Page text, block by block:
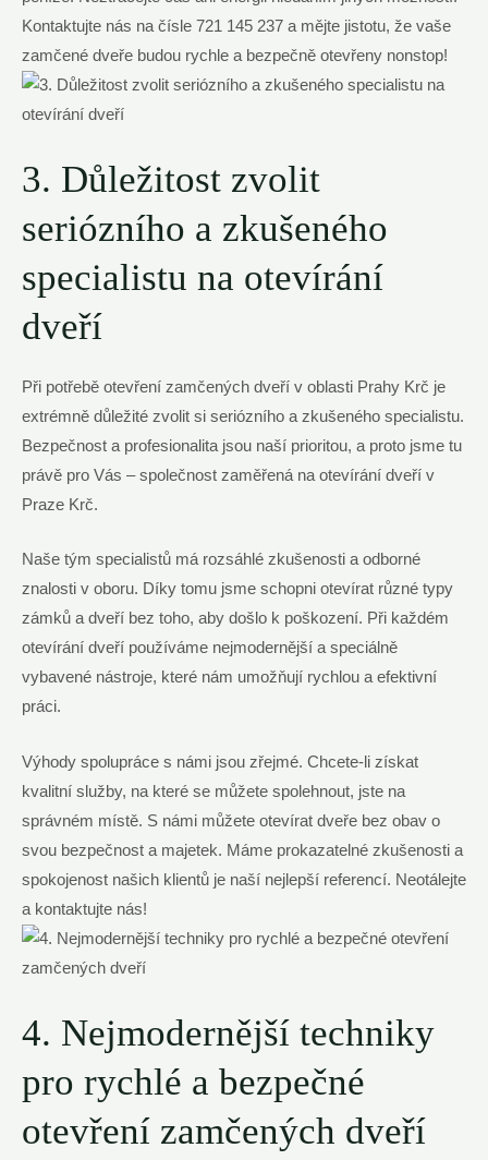
Kontaktujte nás na čísle 721 145 237 a mějte jistotu, že vaše
zamčené dveře budou rychle a bezpečně otevřeny nonstop!
3. Důležitost zvolit
seriózního a zkušeného
specialistu na otevírání
dveří
Při potřebě otevření zamčených dveří v oblasti Prahy Krč je
extrémně důležité zvolit si seriózního a zkušeného specialistu.
Bezpečnost a profesionalita jsou naší prioritou, a proto jsme tu
právě pro Vás – společnost zaměřená na otevírání dveří v
Praze Krč.
Naše tým specialistů má rozsáhlé zkušenosti a odborné
znalosti v oboru. Díky tomu jsme schopni otevírat různé typy
zámků a dveří bez toho, aby došlo k poškození. Při každém
otevírání dveří používáme nejmodernější a speciálně
vybavené nástroje, které nám umožňují rychlou a efektivní
práci.
Výhody spolupráce s námi jsou zřejmé. Chcete-li získat
kvalitní služby, na které se můžete spolehnout, jste na
správném místě. S námi můžete otevírat dveře bez obav o
svou bezpečnost a majetek. Máme prokazatelné zkušenosti a
spokojenost našich klientů je naší nejlepší referencí. Neotálejte
a kontaktujte nás!
4. Nejmodernější techniky
pro rychlé a bezpečné
otevření zamčených dveří